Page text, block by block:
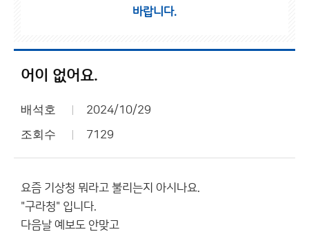
바랍니다.
어이 없어요.
배석호 2024/10/29
조회수 7129
요즘 기상청 뭐라고 불리는지 아시나요.
"구라청" 입니다.
다음날 예보도 안맞고